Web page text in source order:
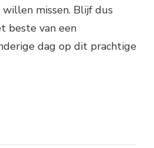
missen. Blijf dus
beste van een
dag op dit prachtige